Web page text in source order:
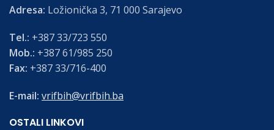
Adresa: Ložionička 3, 71 000 Sarajevo
Tel.: +387 33/723 550
Mob.: +387 61/985 250
Fax: +387 33/716-400
E-mail: vrifbih@vrifbih.ba
OSTALI LINKOVI